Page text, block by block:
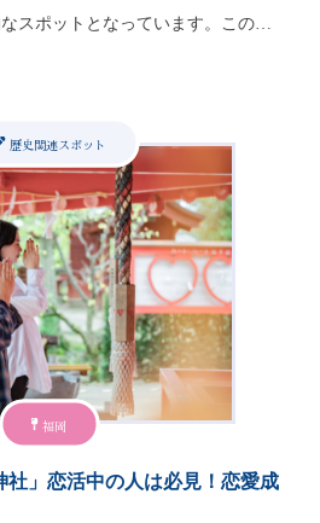
スポットとなっています。この…
福岡
歴史関連スポット
社」恋活中の人は必見！恋愛成